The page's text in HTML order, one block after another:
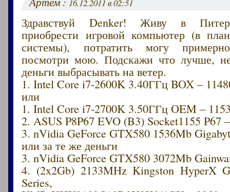
16.12.2011 в 02:51
Здравствуй Denker! Живу в
приобрести игровой компьютер (в
системы), потратить могу
посмотри мою. Подскажи что лучше, не
деньги выбрасывать на ветер.
1. Intel Core i7-2600K 3.40ГГц BOX –
или
1. Intel Core i7-2700K 3.50ГГц OEM –
2. ASUS P8P67 EVO (B3) Socket1155 P67
3. nVidia GeForce GTX580 1536Mb
или за те же деньги
3. nVidia GeForce GTX580 3072Mb
4. (2x2Gb) 2133MHz Kingston HyperX
Series,